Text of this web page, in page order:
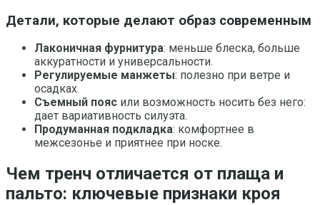
Детали, которые делают образ современным
Лаконичная фурнитура: меньше блеска, больше
аккуратности и универсальности.
Регулируемые манжеты: полезно при ветре и
осадках.
Съемный пояс или возможность носить без него:
дает вариативность силуэта.
Продуманная подкладка: комфортнее в
межсезонье и приятнее при носке.
Чем тренч отличается от плаща и
пальто: ключевые признаки кроя